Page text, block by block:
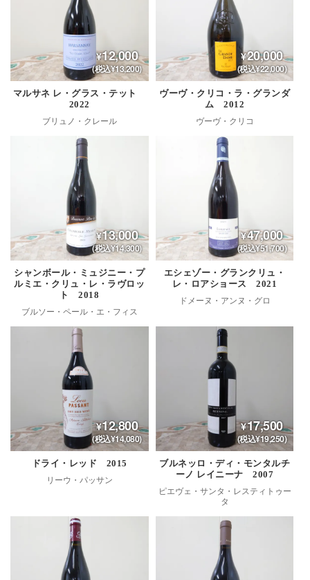
12,000
(税込¥13,200)
マルサネ レ・グラス・テット
2022
ブリュノ・クレール
20,000
(税込¥22,000)
ヴーヴ・クリコ・ラ・グランダ
ム 2012
ヴーヴ・クリコ
13,000
(税込¥14,300)
シャンボール・ミュジニー・プ
ルミエ・クリュ・レ・ラヴロッ
ト 2018
ブルソー・ペール・エ・フィス
47,000
(税込¥51,700)
エシェゾー・グランクリュ・
レ・ロアショース 2021
ドメーヌ・アンヌ・グロ
12,800
(税込¥14,080)
ドライ・レッド 2015
リーウ・パッサン
17,500
(税込¥19,250)
ブルネッロ・ディ・モンタルチ
ーノ レイニーナ 2007
ピエヴェ・サンタ・レスティトゥー
タ